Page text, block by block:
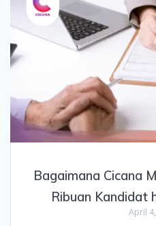
Bagaimana Cicana
Ribuan Kandidat
April